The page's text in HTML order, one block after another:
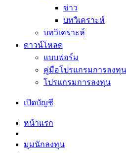
ข่าว
บทวิเคราะห์
บทวิเคราะห์
ดาวน์โหลด
แบบฟอร์ม
คู่มือโปรแกรมการลงทุน
โปรแกรมการลงทุน
เปิดบัญชี
หน้าแรก
มุมนักลงทุน